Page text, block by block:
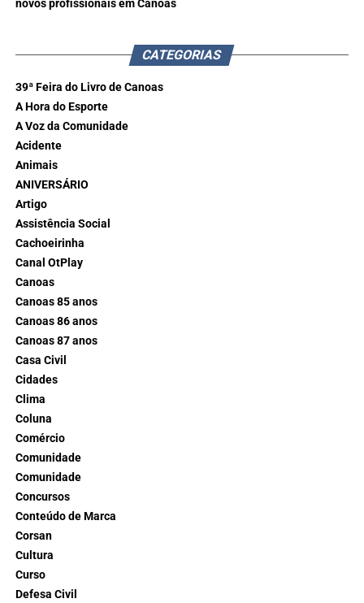
novos profissionais em Canoas
CATEGORIAS
39ª Feira do Livro de Canoas
A Hora do Esporte
A Voz da Comunidade
Acidente
Animais
ANIVERSÁRIO
Artigo
Assistência Social
Cachoeirinha
Canal OtPlay
Canoas
Canoas 85 anos
Canoas 86 anos
Canoas 87 anos
Casa Civil
Cidades
Clima
Coluna
Comércio
Comunidade
Comunidade
Concursos
Conteúdo de Marca
Corsan
Cultura
Curso
Defesa Civil